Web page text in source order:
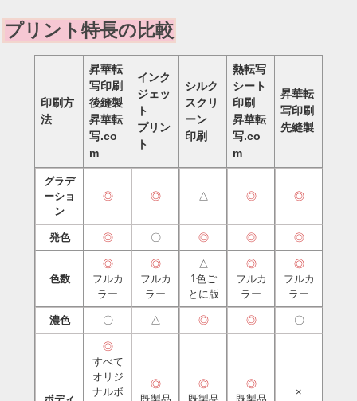
プリント特長の比較
印刷方
法
昇華転
写印刷
後縫製
昇華転
写.co
m
インク
ジェッ
ト
プリン
ト
シルク
スクリ
ーン
印刷
熱転写
シート
印刷
昇華転
写.co
m
昇華転
写印刷
先縫製
グラデ
ーショ
ン
◎ ◎ △ ◎ ◎
発色 ◎ 〇 ◎ ◎ ◎
色数
◎
フルカ
ラー
◎
フルカ
ラー
△
1色ご
とに版
◎
フルカ
ラー
◎
フルカ
ラー
濃色 〇 △ ◎ ◎ 〇
◎
すべて
オリジ
ナルボ
◎
◎
◎
×